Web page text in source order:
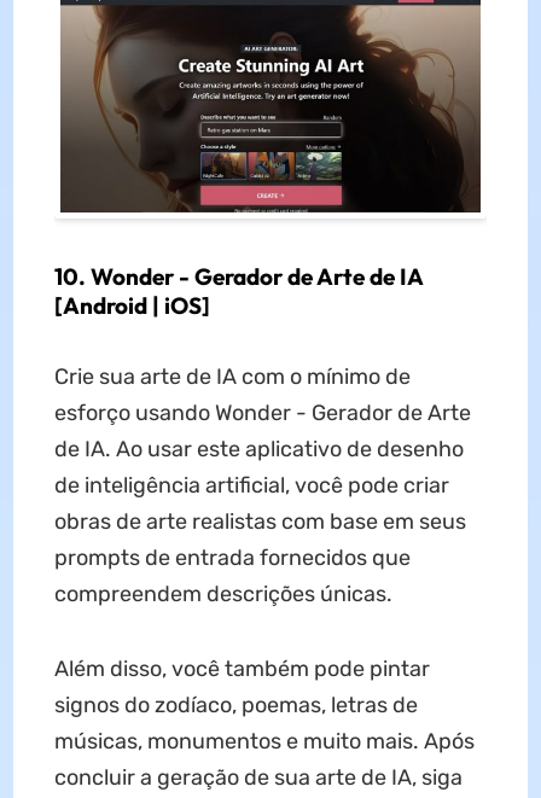
10. Wonder - Gerador de Arte de IA
[Android | iOS]
Crie sua arte de IA com o mínimo de
esforço usando Wonder - Gerador de Arte
de IA. Ao usar este aplicativo de desenho
de inteligência artificial, você pode criar
obras de arte realistas com base em seus
prompts de entrada fornecidos que
compreendem descrições únicas.
Além disso, você também pode pintar
signos do zodíaco, poemas, letras de
músicas, monumentos e muito mais. Após
concluir a geração de sua arte de IA, siga